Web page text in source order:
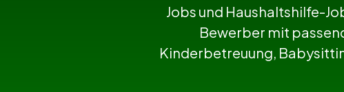
Jobs und Haushaltshilfe-
Bewerber mit
Kinderbetreuung,